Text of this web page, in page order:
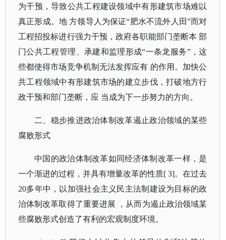
为干预，导致公共工程建设领域中有形建筑市场难以
真正形成。地 方领导人为保证“肥水不流外人田”而对
工程招投标进行强力干预，政府各职能部门垄断本 部
门公共工程管理、承建和监理形成“一条龙服务”，这
些都使得市场竞争机制无法发挥应有 的作用。加快公
共工程领域中有形建筑市场的建立步伐，打破地方行
政干预和部门垄断，应 当成为下一步努力的方向。
二、稳步推进政治体制改革遏止政治领域的某些
腐败形式
中国的政治体制改革如同经济体制改革一样，是
一个渐进的过程，并具有增量改革的性质[ 3]。在过去
20多年中，以加强社会主义民主法制建设为目标的政
治体制改革取得了重要进展 ，从而为遏止政治领域某
些腐败形式创造了有利的宏观制度环境。